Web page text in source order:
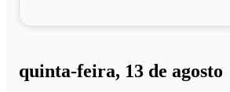
quinta-feira, 13 de agosto